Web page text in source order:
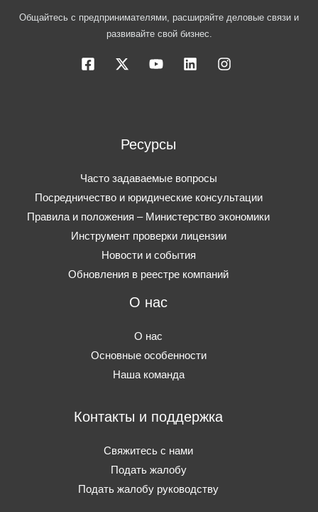
Общайтесь с предпринимателями, расширяйте деловые связи и
развивайте свой бизнес.
Ресурсы
Часто задаваемые вопросы
Посредничество и юридические консультации
Правила и положения – Министерство экономики
Инструмент проверки лицензии
Новости и события
Обновления в реестре компаний
О нас
О нас
Основные особенности
Наша команда
Контакты и поддержка
Свяжитесь с нами
Подать жалобу
Подать жалобу руководству